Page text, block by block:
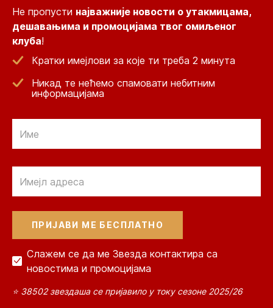
Не пропусти најважније новости о утакмицама,
дешавањима и промоцијама твог омиљеног
клуба!
Кратки имејлови за које ти треба 2 минута
Никад те нећемо спамовати небитним
информацијама
Слажем се да ме Звезда контактира са
новостима и промоцијама
⭐ 38502 звездаша се пријавило у току сезоне 2025/26